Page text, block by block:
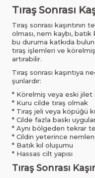
Tıraş Sonrası
Tıraş sonrası
olması, nem kaybı, batık
bu duruma katkıda
tıraş işlemleri ve
artırabilir.
Tıraş sonrası kaşıntıya
şunlardır:
* Körelmiş veya eski jilet
* Kuru cilde tıraş olmak
* Tıraş jeli veya köpüğü
* Cilde fazla baskı
* Aynı bölgeden tekrar
* Cildin yeterince
* Batık kıl oluşumu
* Hassas cilt yapısı
Tıraş Sonrası